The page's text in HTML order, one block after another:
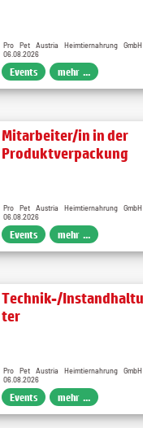
Pro Pet Austria Heimtiernahrung
06.08.2026
Events mehr ...
Mitarbeiter/in in der
Produktverpackung
Pro Pet Austria Heimtiernahrung
06.08.2026
Events mehr ...
Technik-/
ter
Pro Pet Austria Heimtiernahrung
06.08.2026
Events mehr ...